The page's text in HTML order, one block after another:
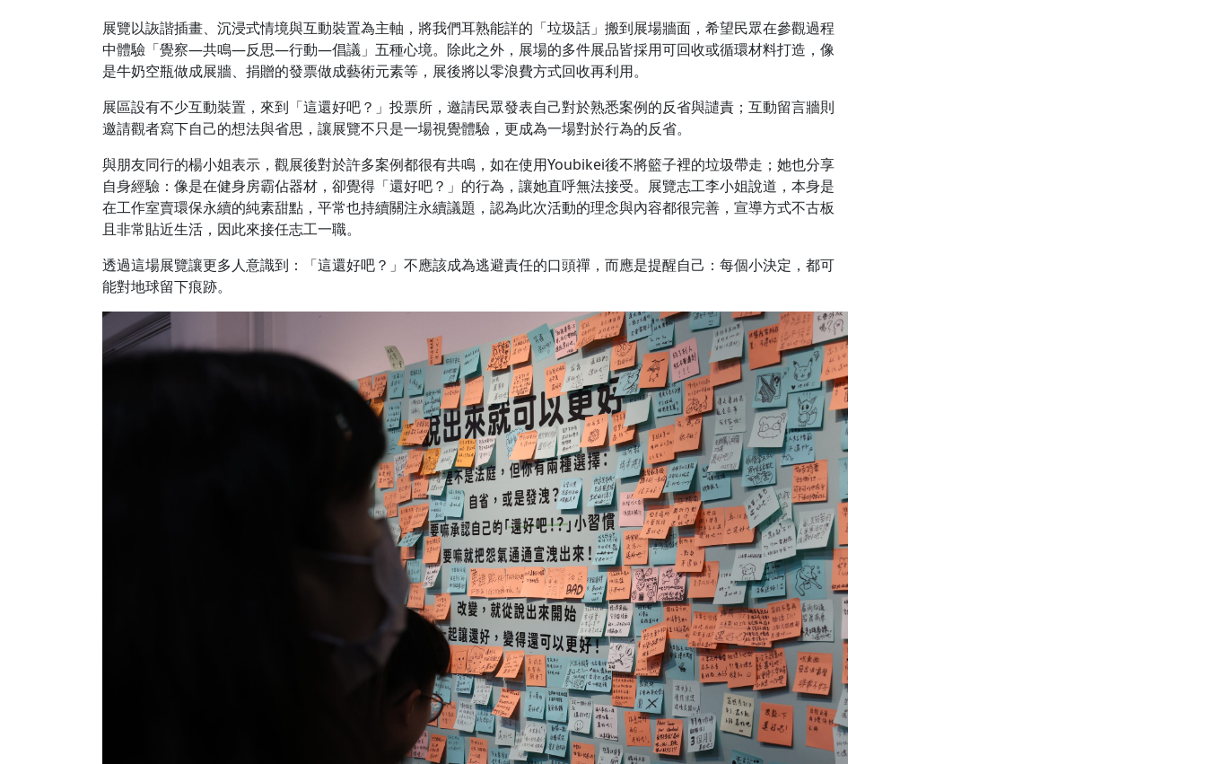
展覽以詼諧插畫、沉浸式情境與互動裝置為主軸，將我們耳熟能詳的「垃圾話」搬到展場牆面，希望民眾在參觀過程
中體驗「覺察—共鳴—反思—行動—倡議」五種心境。除此之外，展場的多件展品皆採用可回收或循環材料打造，像
是牛奶空瓶做成展牆、捐贈的發票做成藝術元素等，展後將以零浪費方式回收再利用。
展區設有不少互動裝置，來到「這還好吧？」投票所，邀請民眾發表自己對於熟悉案例的反省與譴責；互動留言牆則
邀請觀者寫下自己的想法與省思，讓展覽不只是一場視覺體驗，更成為一場對於行為的反省。
與朋友同行的楊小姐表示，觀展後對於許多案例都很有共鳴，如在使用Youbikei後不將籃子裡的垃圾帶走；她也分享
自身經驗：像是在健身房霸佔器材，卻覺得「還好吧？」的行為，讓她直呼無法接受。展覽志工李小姐說道，本身是
在工作室賣環保永續的純素甜點，平常也持續關注永續議題，認為此次活動的理念與內容都很完善，宣導方式不古板
且非常貼近生活，因此來接任志工一職。
透過這場展覽讓更多人意識到：「這還好吧？」不應該成為逃避責任的口頭禪，而應是提醒自己：每個小決定，都可
能對地球留下痕跡。